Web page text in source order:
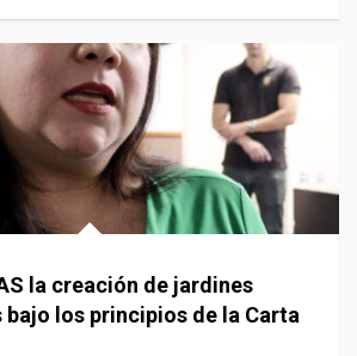
la creación de jardines
los principios de la Carta